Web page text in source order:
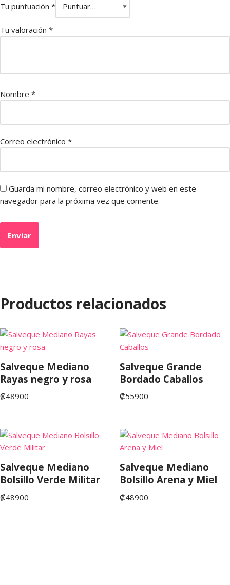
Tu puntuación *
Tu valoración *
Nombre *
Correo electrónico *
Guarda mi nombre, correo electrónico y web en este
navegador para la próxima vez que comente.
Productos relacionados
Salveque Mediano
Rayas negro y rosa
₡48900
Salveque Grande
Bordado Caballos
₡55900
Salveque Mediano
Bolsillo Verde Militar
₡48900
Salveque Mediano
Bolsillo Arena y Miel
₡48900